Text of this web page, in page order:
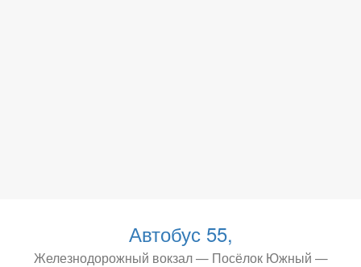
Автобус 55,
Железнодорожный вокзал — Посёлок Южный —